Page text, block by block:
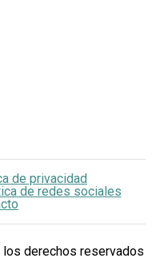
de privacidad
de redes sociales
derechos reservados